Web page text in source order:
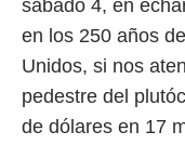
sábado 4, en
en los 250 años
Unidos, si nos
pedestre del
de dólares en 17